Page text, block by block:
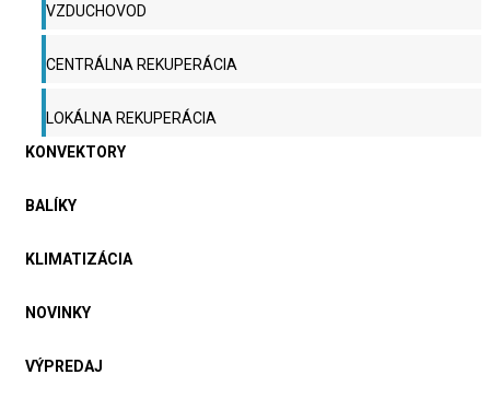
VZDUCHOVOD
CENTRÁLNA REKUPERÁCIA
LOKÁLNA REKUPERÁCIA
KONVEKTORY
BALÍKY
KLIMATIZÁCIA
NOVINKY
VÝPREDAJ